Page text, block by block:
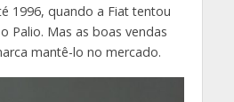
1996, quando a Fiat tentou
Palio. Mas as boas vendas
mantê-lo no mercado.